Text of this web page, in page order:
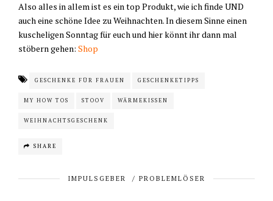
Also alles in allem ist es ein top Produkt, wie ich finde UND
auch eine schöne Idee zu Weihnachten. In diesem Sinne einen
kuscheligen Sonntag für euch und hier könnt ihr dann mal
stöbern gehen: Shop
GESCHENKE FÜR FRAUEN GESCHENKETIPPS
MY HOW TOS STOOV WÄRMEKISSEN
WEIHNACHTSGESCHENK
SHARE
IMPULSGEBER / PROBLEMLÖSER